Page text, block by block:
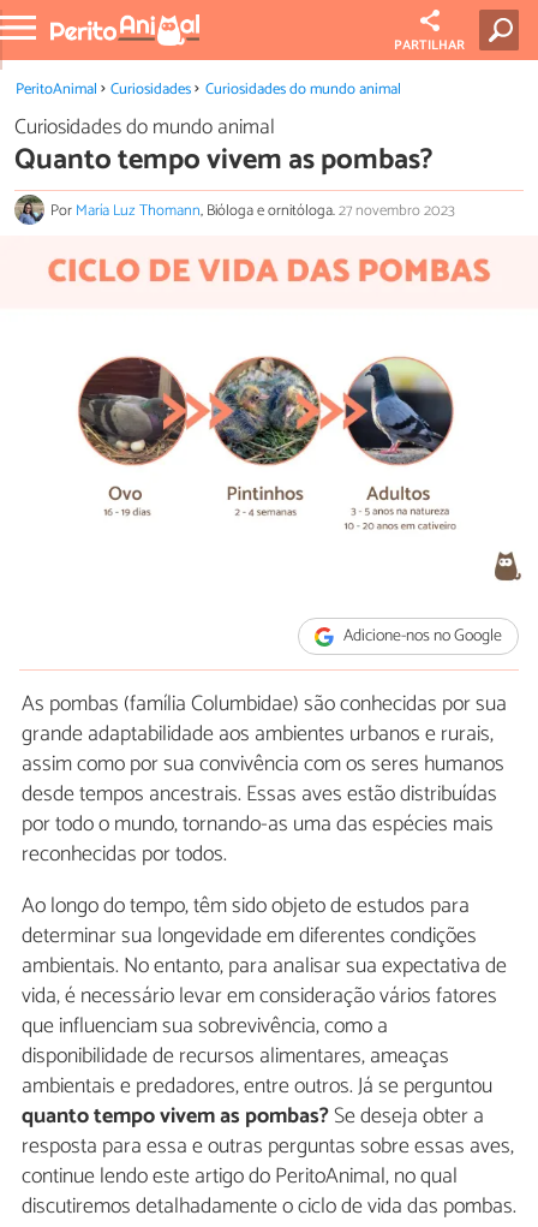
PARTILHAR
PeritoAnimal Curiosidades Curiosidades do mundo animal
Curiosidades do mundo animal
Quanto tempo vivem as pombas?
PorMaría Luz Thomann, Bióloga e ornitóloga.27 novembro 2023
Adicione-nos no Google
As pombas (família Columbidae) são conhecidas por sua
grande adaptabilidade aos ambientes urbanos e rurais,
assim como por sua convivência com os seres humanos
desde tempos ancestrais. Essas aves estão distribuídas
por todo o mundo, tornando-as uma das espécies mais
reconhecidas por todos.
Ao longo do tempo, têm sido objeto de estudos para
determinar sua longevidade em diferentes condições
ambientais. No entanto, para analisar sua expectativa de
vida, é necessário levar em consideração vários fatores
que influenciam sua sobrevivência, como a
disponibilidade de recursos alimentares, ameaças
ambientais e predadores, entre outros. Já se perguntou
quanto tempo vivem as pombas?Se deseja obter a
resposta para essa e outras perguntas sobre essas aves,
continue lendo este artigo do PeritoAnimal, no qual
discutiremos detalhadamente o ciclo de vida das pombas.